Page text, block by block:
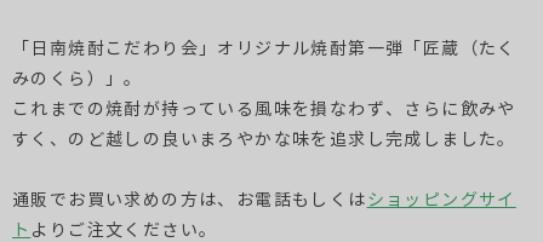
「日南焼酎こだわり会」オリジナル焼酎第一弾「匠蔵（たく
みのくら）」。
これまでの焼酎が持っている風味を損なわず、さらに飲みや
すく、のど越しの良いまろやかな味を追求し完成しました。
通販でお買い求めの方は、お電話もしくはショッピングサイ
ト よりご注文ください。